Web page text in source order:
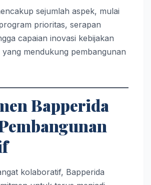
sejumlah aspek, mulai
prioritas, serapan
capaian inovasi kebijakan
yang mendukung pembangunan
Bapperida
kolaboratif, Bapperida